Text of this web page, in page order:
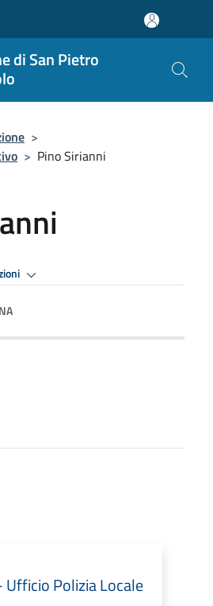
di San Pietro
>
> Pino Sirianni
Polizia Locale